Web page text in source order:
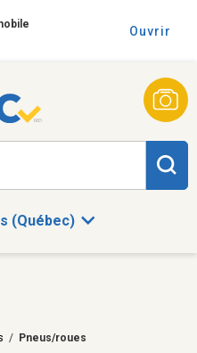
Ouvrir
(Québec)
/ Pneus/roues